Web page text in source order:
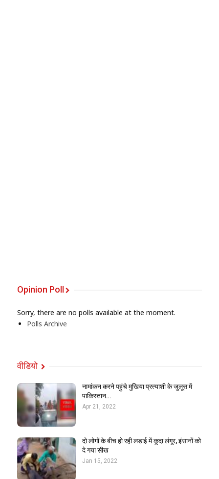
Opinion Poll
Sorry, there are no polls available at the moment.
Polls Archive
वीडियो
नामांकन करने पहुंचे मुखिया प्रत्याशी के जुलूस में
पाकिस्तान…
Apr 21, 2022
दो लोगों के बीच हो रही लड़ाई में कूदा लंगूर, इंसानों को
दे गया सीख
Jan 15, 2022